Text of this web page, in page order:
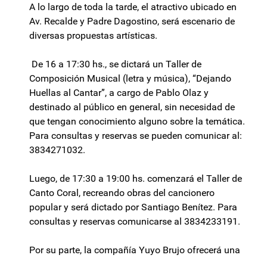
A lo largo de toda la tarde, el atractivo ubicado en
Av. Recalde y Padre Dagostino, será escenario de
diversas propuestas artísticas.
De 16 a 17:30 hs., se dictará un Taller de
Composición Musical (letra y música), “Dejando
Huellas al Cantar”, a cargo de Pablo Olaz y
destinado al público en general, sin necesidad de
que tengan conocimiento alguno sobre la temática.
Para consultas y reservas se pueden comunicar al:
3834271032.
Luego, de 17:30 a 19:00 hs. comenzará el Taller de
Canto Coral, recreando obras del cancionero
popular y será dictado por Santiago Benítez. Para
consultas y reservas comunicarse al 3834233191.
Por su parte, la compañía Yuyo Brujo ofrecerá una